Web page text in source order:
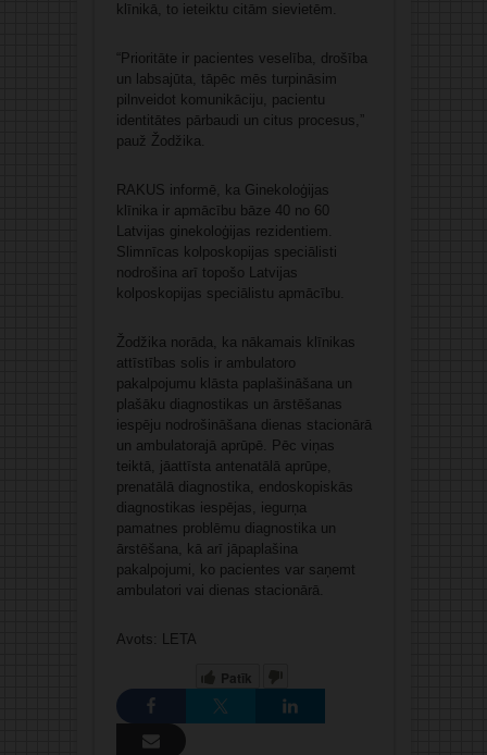
klīnikā, to ieteiktu citām sievietēm.
“Prioritāte ir pacientes veselība, drošība
un labsajūta, tāpēc mēs turpināsim
pilnveidot komunikāciju, pacientu
identitātes pārbaudi un citus procesus,”
pauž Žodžika.
RAKUS informē, ka Ginekoloģijas
klīnika ir apmācību bāze 40 no 60
Latvijas ginekoloģijas rezidentiem.
Slimnīcas kolposkopijas speciālisti
nodrošina arī topošo Latvijas
kolposkopijas speciālistu apmācību.
Žodžika norāda, ka nākamais klīnikas
attīstības solis ir ambulatoro
pakalpojumu klāsta paplašināšana un
plašāku diagnostikas un ārstēšanas
iespēju nodrošināšana dienas stacionārā
un ambulatorajā aprūpē. Pēc viņas
teiktā, jāattīsta antenatālā aprūpe,
prenatālā diagnostika, endoskopiskās
diagnostikas iespējas, iegurņa
pamatnes problēmu diagnostika un
ārstēšana, kā arī jāpaplašina
pakalpojumi, ko pacientes var saņemt
ambulatori vai dienas stacionārā.
Avots: LETA
Patīk